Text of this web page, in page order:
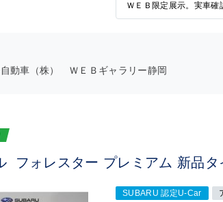
ＷＥＢ限定展示。実車確
動車（株） ＷＥＢギャラリー静岡
フォレスター プレミアム 新品
SUBARU 認定U-Car